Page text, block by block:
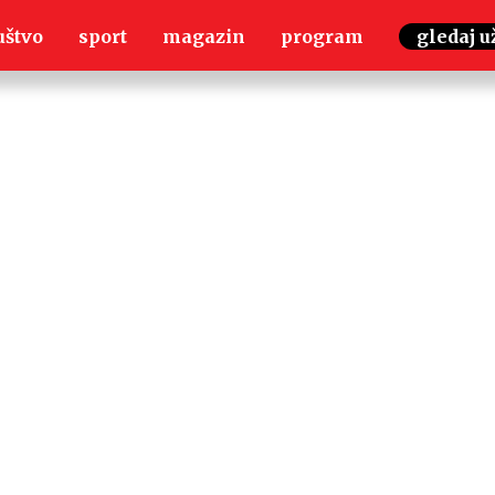
sport magazin program gledaj